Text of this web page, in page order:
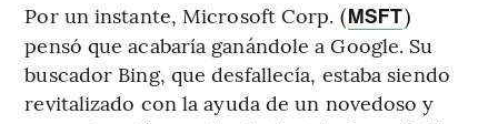
Por un instante, Microsoft Corp. (MSFT)
pensó que acabaría ganándole a Google. Su
buscador Bing, que desfallecía, estaba siendo
revitalizado con la ayuda de un novedoso y